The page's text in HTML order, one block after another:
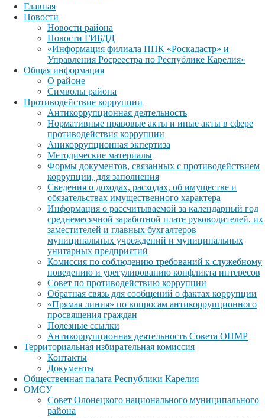
Главная
Новости
Новости района
Новости ГИБДД
«Информация филиала ППК «Роскадастр» и
Управления Росреестра по Республике Карелия»
Общая информация
О районе
Символы района
Противодействие коррупции
Антикоррупционная деятельность
Нормативные правовые акты и иные акты в сфере
противодействия коррупции
Аникоррупционная экпертиза
Методические материалы
Формы документов, связанных с противодействием
коррупции, для заполнения
Сведения о доходах, расходах, об имуществе и
обязательствах имущественного характера
Информация о рассчитываемой за календарный год
среднемесячной заработной плате руководителей, их
заместителей и главных бухгалтеров
муниципальных учреждений и муниципальных
унитарных предприятий
Комиссия по соблюдению требований к служебному
поведению и урегулированию конфликта интересов
Совет по противодействию коррупции
Обратная связь для сообщений о фактах коррупции
«Прямая линия» по вопросам антикоррупционного
просвящения граждан
Полезные ссылки
Антикоррупционная деятельность Совета ОНМР
Территориальная избирательная комиссия
Контакты
Документы
Общественная палата Республики Карелия
ОМСУ
Совет Олонецкого национального муниципального
района